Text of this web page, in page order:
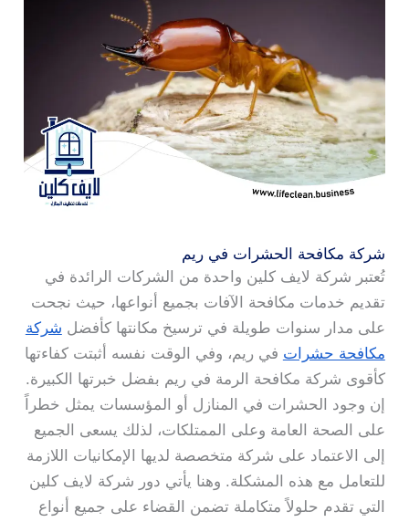
شركة مكافحة الحشرات في ريم
تُعتبر شركة لايف كلين واحدة من الشركات الرائدة في
تقديم خدمات مكافحة الآفات بجميع أنواعها، حيث نجحت
على مدار سنوات طويلة في ترسيخ مكانتها كأفضل شركة
مكافحة حشرات في ريم، وفي الوقت نفسه أثبتت كفاءتها
كأقوى شركة مكافحة الرمة في ريم بفضل خبرتها الكبيرة.
إن وجود الحشرات في المنازل أو المؤسسات يمثل خطراً
على الصحة العامة وعلى الممتلكات، لذلك يسعى الجميع
إلى الاعتماد على شركة متخصصة لديها الإمكانيات اللازمة
للتعامل مع هذه المشكلة. وهنا يأتي دور شركة لايف كلين
التي تقدم حلولاً متكاملة تضمن القضاء على جميع أنواع